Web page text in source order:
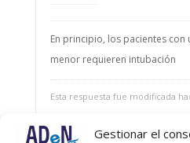
Gestionar el
En principio, los pacientes con
menor requieren intubación
Esta respuesta fue modificada
Autor